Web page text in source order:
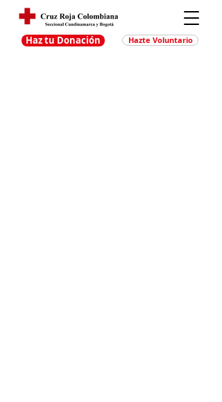
Haz tu Donación Hazte Voluntario